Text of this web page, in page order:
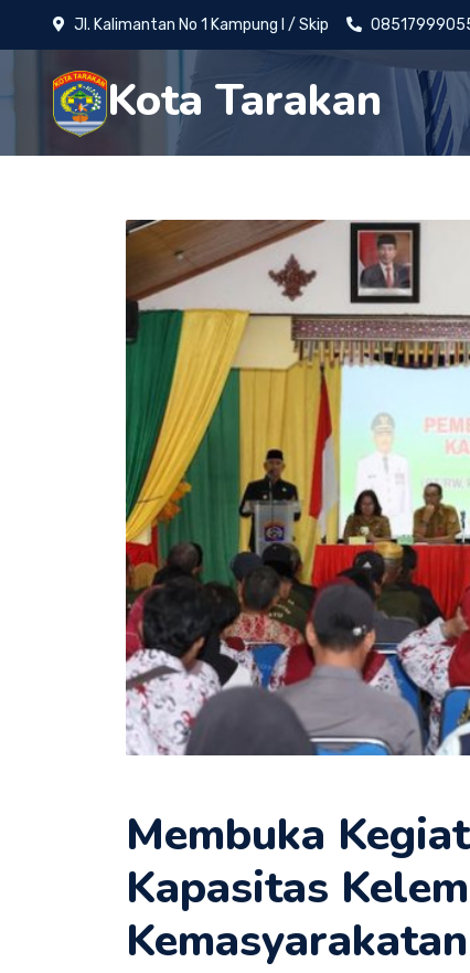
Jl. Kalimantan No 1 Kampung I / Skip
Kota Tarakan
Membuka
Kapasitas